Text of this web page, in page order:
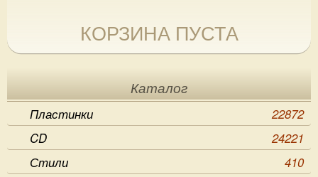
КОРЗИНА ПУСТА
Каталог
Пластинки
22872
CD
24221
Стили
410